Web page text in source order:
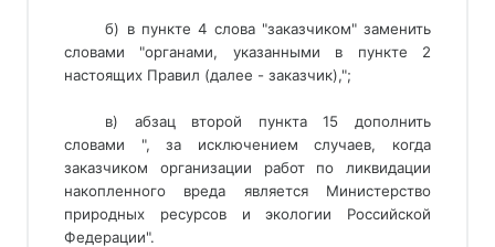
б) в пункте 4 слова "заказчиком" заменить
словами "органами, указанными в пункте 2
настоящих Правил (далее - заказчик),";
в) абзац второй пункта 15 дополнить
словами ", за исключением случаев, когда
заказчиком организации работ по ликвидации
накопленного вреда является Министерство
природных ресурсов и экологии Российской
Федерации".